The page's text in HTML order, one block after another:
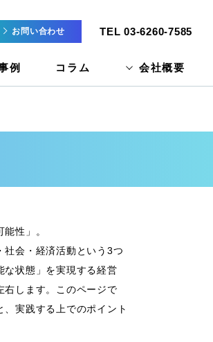
お問い合わせ TEL 03-6260-7585
例 コラム 会社概要
性」。
社会・経済活動という3つ
な状態」を実現する経営
右します。このページで
実践する上でのポイント